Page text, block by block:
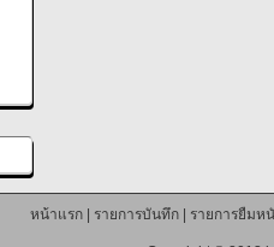
หน้าแรก| รายการบันทึก| รายการยืมห